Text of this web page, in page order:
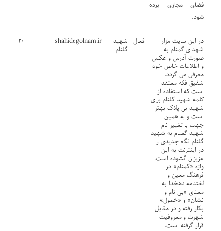
فضای مجازی برده
شود.
در این سایت مزار
شهدای گمنام به
صورت آدرس و عکس
و اطلاعات خاص خود
معرفی می گردد.
شفیق فکه معتقد
است که استفاده از
کلمه شهید گلنام برای
شهید بی پلاک بهتر
است و به همین
جهت با تغییر نام
شهید گمنام به شهید
گلنام نگاه جدیدی را
در اینترنت به این
عزیزان گشوده است.
واژه «گمنام» در
فرهنگ معین و
لغتنامه دهخدا به
معنای «بی نام و
نشان» و «خمول»
بکار رفته و در مقابل
شهرت و معروفیت
قرار گرفته است.
فعال شهید
گلنام
shahidegolnam.ir ۲۰